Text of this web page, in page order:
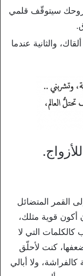
سيتوقّف قلمي
والثانية عندما
القمر المتضائل
قوية مثلك،
كالكلمات التي لا
كنت لأحلّق
ولا أبالي